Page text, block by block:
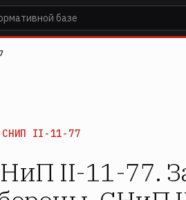
СНИП II-11-77
II-11-77.